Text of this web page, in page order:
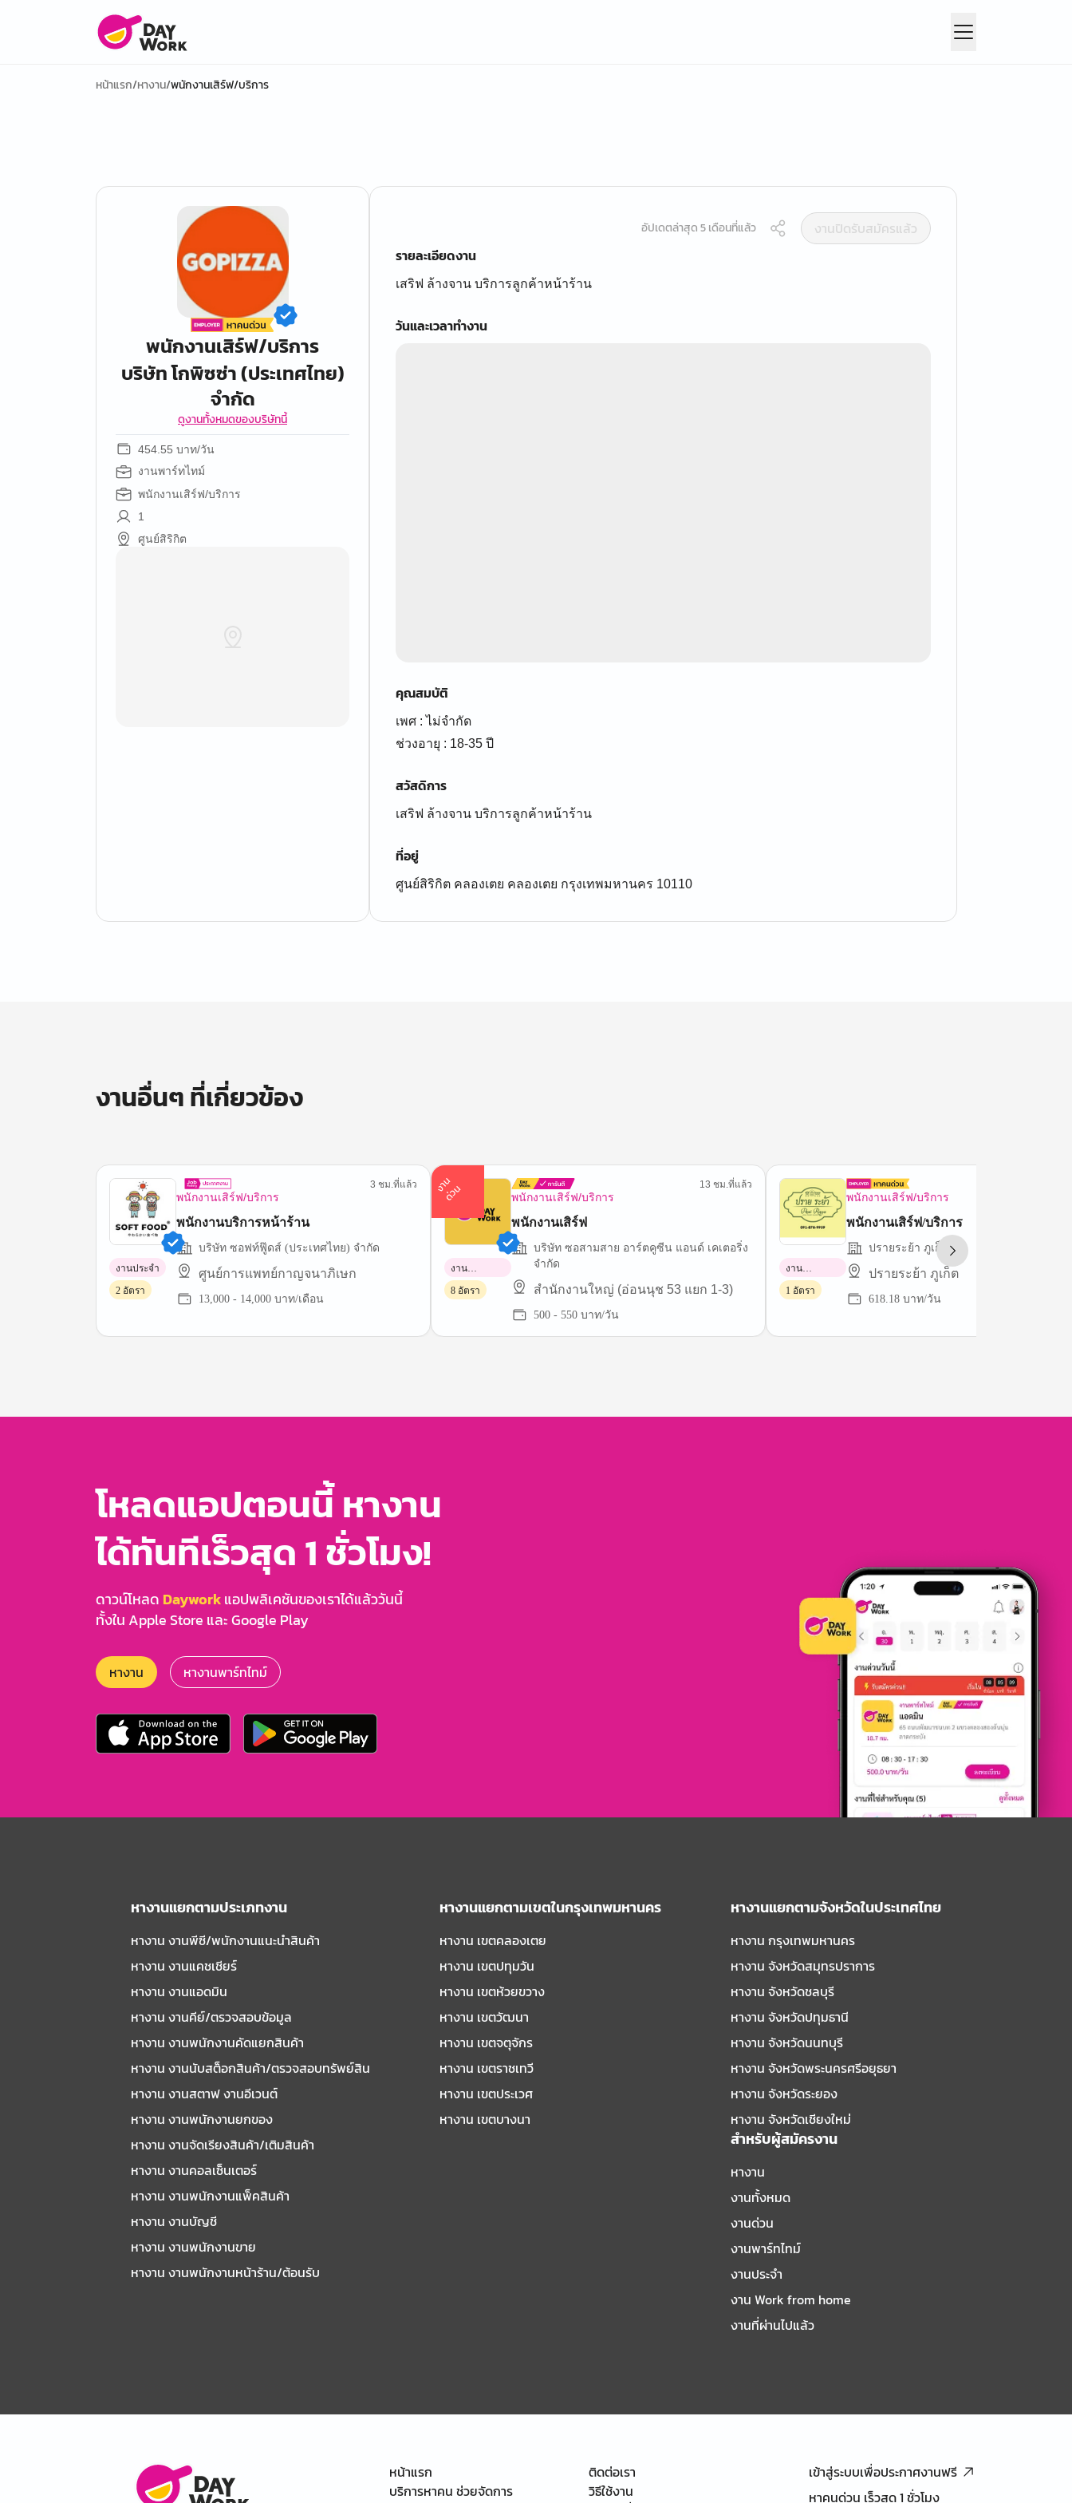
หน้าแรก/หางาน/พนักงานเสิร์ฟ/บริการ
พนักงานเสิร์ฟ/บริการ
บริษัท โกพิซซ่า (ประเทศไทย)
จำกัด
ดูงานทั้งหมดของบริษัทนี้
454.55 บาท/วัน
งานพาร์ทไทม์
พนักงานเสิร์ฟ/บริการ
1
ศูนย์สิริกิต
อัปเดตล่าสุด 5 เดือนที่แล้ว
งานปิดรับสมัครแล้ว
รายละเอียดงาน
เสริฟ ล้างจาน บริการลูกค้าหน้าร้าน
วันและเวลาทำงาน
คุณสมบัติ
เพศ : ไม่จำกัด
ช่วงอายุ : 18-35 ปี
สวัสดิการ
เสริฟ ล้างจาน บริการลูกค้าหน้าร้าน
ที่อยู่
ศูนย์สิริกิต คลองเตย คลองเตย กรุงเทพมหานคร 10110
งานอื่นๆ ที่เกี่ยวข้อง
พนักงานเสิร์ฟ/บริการ
3 ชม.ที่แล้ว
พนักงานบริการหน้าร้าน
บริษัท ซอฟท์ฟู๊ดส์ (ประเทศไทย) จำกัด
ศูนย์การแพทย์กาญจนาภิเษก
13,000 - 14,000 บาท/เดือน
งานประจำ
2 อัตรา
ง
า
น
ด่
ว
น พนักงานเสิร์ฟ/บริการ
13 ชม.ที่แล้ว
พนักงานเสิร์ฟ
บริษัท ซอสามสาย อาร์ตคูซีน แอนด์ เคเตอริ่ง
จำกัด
สำนักงานใหญ่ (อ่อนนุช 53 แยก 1-3)
500 - 550 บาท/วัน
งาน
พาร์ทไทม์
8 อัตรา
พนักงานเสิร์ฟ/บริการ
พนักงานเสิร์ฟ/บริการ
ปรายระย้า ภูเก็ต
ปรายระย้า ภูเก็ต
618.18 บาท/วัน
งาน
พาร์ทไทม์
1 อัตรา
โหลดแอปตอนนี้ หางาน
ได้ทันทีเร็วสุด 1 ชั่วโมง!
ดาวน์โหลด Dayworkแอปพลิเคชันของเราได้แล้ววันนี้
ทั้งใน Apple Store และ Google Play
หางาน หางานพาร์ทไทม์
หางานแยกตามประเภทงาน
หางาน งานพีซี/พนักงานแนะนําสินค้า
หางาน งานแคชเชียร์
หางาน งานแอดมิน
หางาน งานคีย์/ตรวจสอบข้อมูล
หางาน งานพนักงานคัดแยกสินค้า
หางาน งานนับสต็อกสินค้า/ตรวจสอบทรัพย์สิน
หางาน งานสตาฟ งานอีเวนต์
หางาน งานพนักงานยกของ
หางาน งานจัดเรียงสินค้า/เติมสินค้า
หางาน งานคอลเซ็นเตอร์
หางาน งานพนักงานแพ็คสินค้า
หางาน งานบัญชี
หางาน งานพนักงานขาย
หางาน งานพนักงานหน้าร้าน/ต้อนรับ
หางานแยกตามเขตในกรุงเทพมหานคร
หางาน เขตคลองเตย
หางาน เขตปทุมวัน
หางาน เขตห้วยขวาง
หางาน เขตวัฒนา
หางาน เขตจตุจักร
หางาน เขตราชเทวี
หางาน เขตประเวศ
หางาน เขตบางนา
หางานแยกตามจังหวัดในประเทศไทย
หางาน กรุงเทพมหานคร
หางาน จังหวัดสมุทรปราการ
หางาน จังหวัดชลบุรี
หางาน จังหวัดปทุมธานี
หางาน จังหวัดนนทบุรี
หางาน จังหวัดพระนครศรีอยุธยา
หางาน จังหวัดระยอง
หางาน จังหวัดเชียงใหม่
สำหรับผู้สมัครงาน
หางาน
งานทั้งหมด
งานด่วน
งานพาร์ทไทม์
งานประจำ
งาน Work from home
งานที่ผ่านไปแล้ว
หน้าแรก
บริการหาคน ช่วยจัดการ
ติดต่อเรา
วิธีใช้งาน
เข้าสู่ระบบเพื่อประกาศงานฟรี
หาคนด่วน เร็วสุด 1 ชั่วโมง